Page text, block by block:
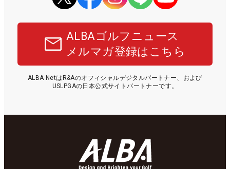
ALBAゴルフニュース
メルマガ登録はこちら
ALBA NetはR&Aのオフィシャルデジタルパートナー、および
USLPGAの日本公式サイトパートナーです。